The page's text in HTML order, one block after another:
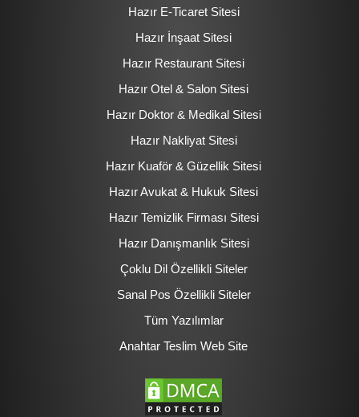
Hazır E-Ticaret Sitesi
Hazır İnşaat Sitesi
Hazır Restaurant Sitesi
Hazır Otel & Salon Sitesi
Hazır Doktor & Medikal Sitesi
Hazır Nakliyat Sitesi
Hazır Kuaför & Güzellik Sitesi
Hazır Avukat & Hukuk Sitesi
Hazır Temizlik Firması Sitesi
Hazır Danışmanlık Sitesi
Çoklu Dil Özellikli Siteler
Sanal Pos Özellikli Siteler
Tüm Yazılımlar
Anahtar Teslim Web Site